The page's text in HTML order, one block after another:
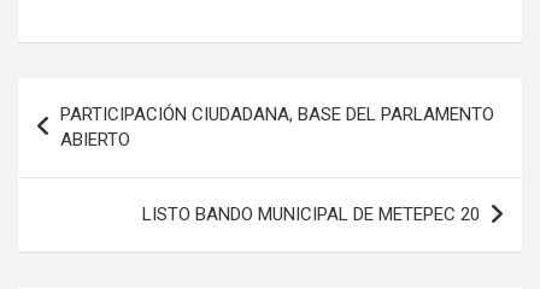
Navegación
de
entradas
PARTICIPACIÓN CIUDADANA, BASE DEL PARLAMENTO
ABIERTO
LISTO BANDO MUNICIPAL DE METEPEC 20